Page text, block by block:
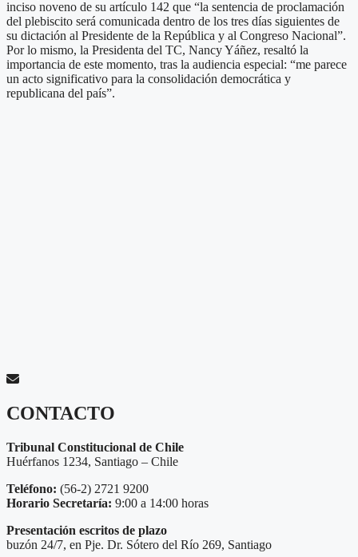
inciso noveno de su artículo 142 que “la sentencia de proclamación
del plebiscito será comunicada dentro de los tres días siguientes de
su dictación al Presidente de la República y al Congreso Nacional”.
Por lo mismo, la Presidenta del TC, Nancy Yáñez, resaltó la
importancia de este momento, tras la audiencia especial: “me parece
un acto significativo para la consolidación democrática y
republicana del país”.
CONTACTO
Tribunal Constitucional de Chile
Huérfanos 1234, Santiago – Chile
Teléfono: (56-2) 2721 9200
Horario Secretaría: 9:00 a 14:00 horas
Presentación escritos de plazo
buzón 24/7, en Pje. Dr. Sótero del Río 269, Santiago